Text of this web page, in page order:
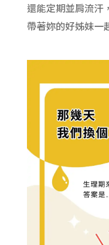
還能定期並肩流汗
帶著妳的好姊妹一